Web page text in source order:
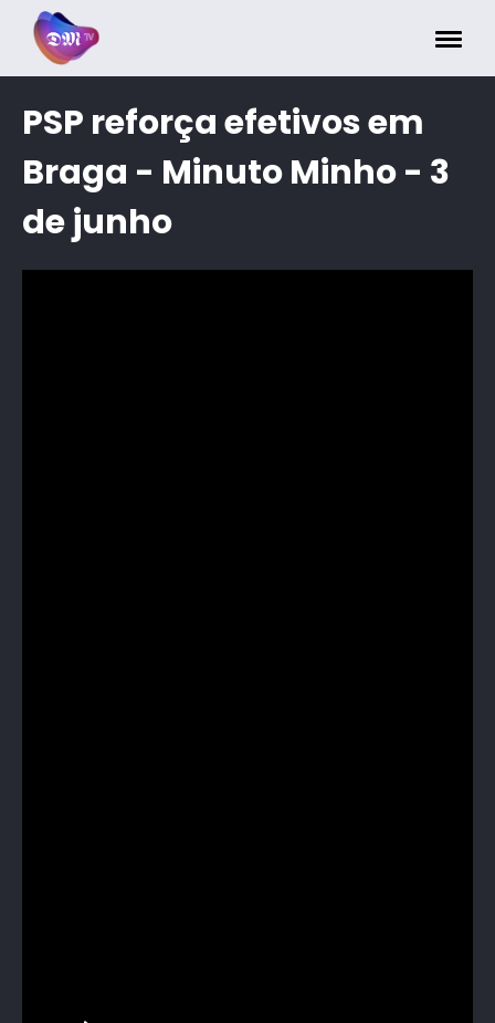
PSP reforça efetivos em
Braga - Minuto Minho - 3
de junho
Painel de Gerenciamento de Cookies